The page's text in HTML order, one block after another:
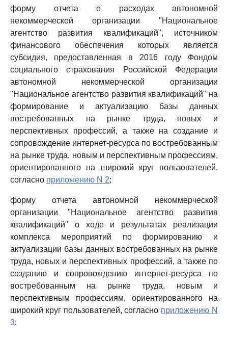
форму отчета о расходах автономной
некоммерческой организации "Национальное
агентство развития квалификаций", источником
финансового обеспечения которых является
субсидия, предоставленная в 2016 году Фондом
социального страхования Российской Федерации
автономной некоммерческой организации
"Национальное агентство развития квалификаций" на
формирование и актуализацию базы данных
востребованных на рынке труда, новых и
перспективных профессий, а также на создание и
сопровождение интернет-ресурса по востребованным
на рынке труда, новым и перспективным профессиям,
ориентированного на широкий круг пользователей,
согласно приложению N 2;
форму отчета автономной некоммерческой
организации "Национальное агентство развития
квалификаций" о ходе и результатах реализации
комплекса мероприятий по формированию и
актуализации базы данных востребованных на рынке
труда, новых и перспективных профессий, а также по
созданию и сопровождению интернет-ресурса по
востребованным на рынке труда, новым и
перспективным профессиям, ориентированного на
широкий круг пользователей, согласно приложению N
3;